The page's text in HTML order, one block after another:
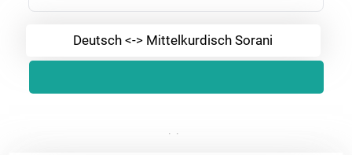
Deutsch <-> Mittelkurdisch Sorani